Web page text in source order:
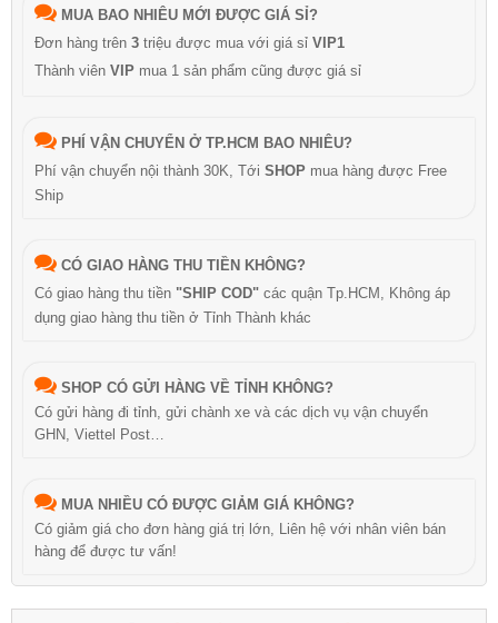
MUA BAO NHIÊU MỚI ĐƯỢC GIÁ SỈ?
Đơn hàng trên 3 triệu được mua với giá sỉ VIP1
Thành viên VIP mua 1 sản phẩm cũng được giá sỉ
PHÍ VẬN CHUYỂN Ở TP.HCM BAO NHIÊU?
Phí vận chuyển nội thành 30K, Tới SHOP mua hàng được Free
Ship
CÓ GIAO HÀNG THU TIỀN KHÔNG?
Có giao hàng thu tiền "SHIP COD" các quận Tp.HCM, Không áp
dụng giao hàng thu tiền ở Tỉnh Thành khác
SHOP CÓ GỬI HÀNG VỀ TỈNH KHÔNG?
Có gửi hàng đi tỉnh, gửi chành xe và các dịch vụ vận chuyển
GHN, Viettel Post…
MUA NHIỀU CÓ ĐƯỢC GIẢM GIÁ KHÔNG?
Có giảm giá cho đơn hàng giá trị lớn, Liên hệ với nhân viên bán
hàng để được tư vấn!